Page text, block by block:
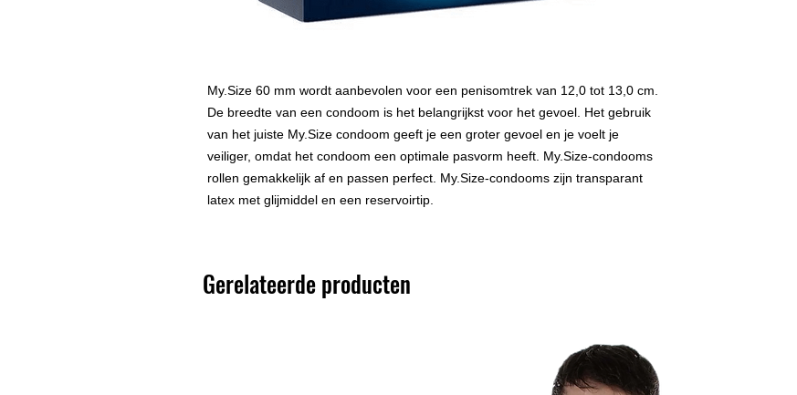
My.Size 60 mm wordt aanbevolen voor een penisomtrek van 12,0 tot 13,0 cm.
De breedte van een condoom is het belangrijkst voor het gevoel. Het gebruik
van het juiste My.Size condoom geeft je een groter gevoel en je voelt je
veiliger, omdat het condoom een optimale pasvorm heeft. My.Size-condooms
rollen gemakkelijk af en passen perfect. My.Size-condooms zijn transparant
latex met glijmiddel en een reservoirtip.
Gerelateerde producten